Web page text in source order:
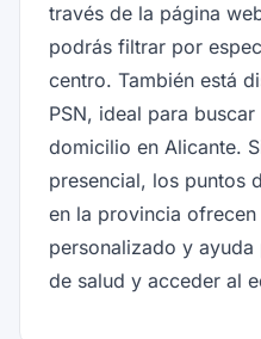
través de la página
podrás filtrar por
centro. También está
PSN, ideal para
domicilio en Alicante.
presencial, los puntos
en la provincia ofrecen
personalizado y
de salud y acceder al